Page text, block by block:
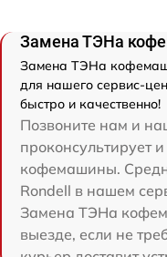
Замена ТЭНа
Замена ТЭНа
для нашего сервис-
быстро и качественно!
Позвоните нам и
проконсультирует
кофемашины.
Rondell в нашем
Замена ТЭНа
выезде, если не